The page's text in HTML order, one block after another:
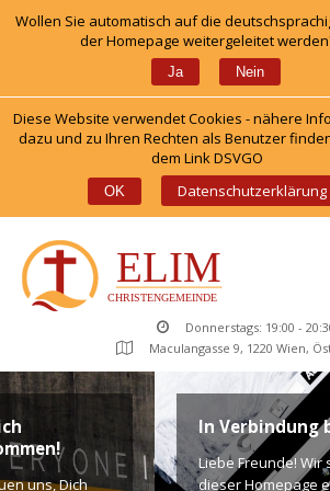
Wollen Sie automatisch auf die
der Homepage weitergeleitet
Ja Nein
Diese Website verwendet Cookies - nähere
dazu und zu Ihren Rechten als Benutzer
dem Link DSVGO
OK Datenschutzerklärung
Donnerstags: 19:00 -
Maculangasse 9, 1220 Wien,
uns, Dich
In Verbindung
Liebe Freunde!
dieser Homepage